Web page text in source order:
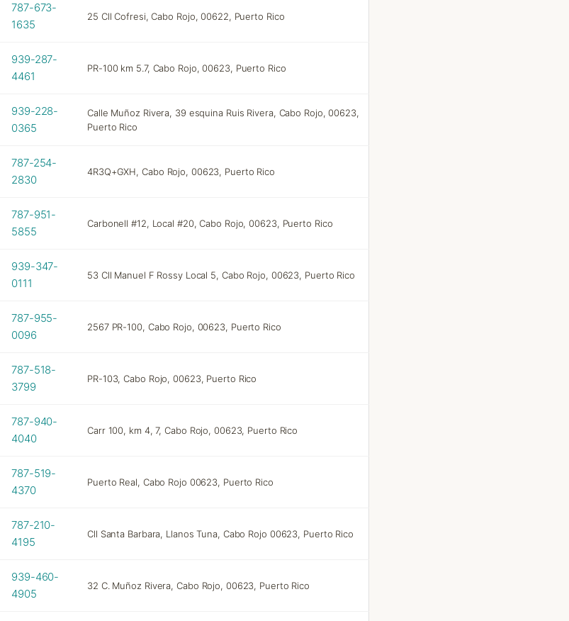
787-673-
1635
25 Cll Cofresi, Cabo Rojo, 00622, Puerto Rico
939-287-
4461
PR-100 km 5.7, Cabo Rojo, 00623, Puerto Rico
939-228-
0365
Calle Muñoz Rivera, 39 esquina Ruis Rivera, Cabo Rojo, 00623,
Puerto Rico
787-254-
2830
4R3Q+GXH, Cabo Rojo, 00623, Puerto Rico
787-951-
5855
Carbonell #12, Local #20, Cabo Rojo, 00623, Puerto Rico
939-347-
0111
53 Cll Manuel F Rossy Local 5, Cabo Rojo, 00623, Puerto Rico
787-955-
0096
2567 PR-100, Cabo Rojo, 00623, Puerto Rico
787-518-
3799
PR-103, Cabo Rojo, 00623, Puerto Rico
787-940-
4040
Carr 100, km 4, 7, Cabo Rojo, 00623, Puerto Rico
787-519-
4370
Puerto Real, Cabo Rojo 00623, Puerto Rico
787-210-
4195
Cll Santa Barbara, Llanos Tuna, Cabo Rojo 00623, Puerto Rico
939-460-
4905
32 C. Muñoz Rivera, Cabo Rojo, 00623, Puerto Rico